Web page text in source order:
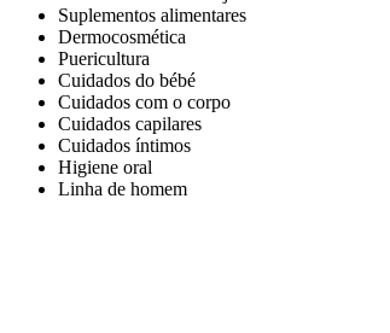
Suplementos alimentares
Dermocosmética
Puericultura
Cuidados do bébé
Cuidados com o corpo
Cuidados capilares
Cuidados íntimos
Higiene oral
Linha de homem